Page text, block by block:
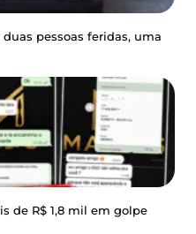
pessoas feridas, uma
de R$ 1,8 mil em golpe